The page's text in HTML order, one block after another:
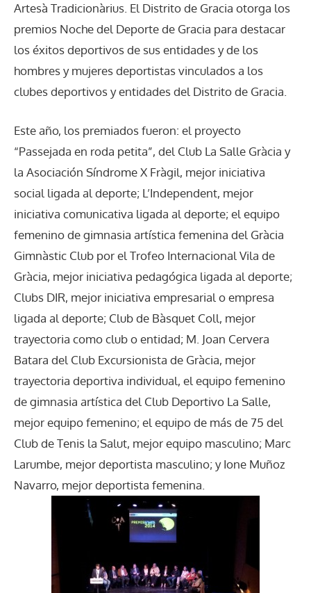
Artesà Tradicionàrius. El Distrito de Gracia otorga los
premios Noche del Deporte de Gracia para destacar
los éxitos deportivos de sus entidades y de los
hombres y mujeres deportistas vinculados a los
clubes deportivos y entidades del Distrito de Gracia.
Este año, los premiados fueron: el proyecto
“Passejada en roda petita”, del Club La Salle Gràcia y
la Asociación Síndrome X Fràgil, mejor iniciativa
social ligada al deporte; L’Independent, mejor
iniciativa comunicativa ligada al deporte; el equipo
femenino de gimnasia artística femenina del Gràcia
Gimnàstic Club por el Trofeo Internacional Vila de
Gràcia, mejor iniciativa pedagógica ligada al deporte;
Clubs DIR, mejor iniciativa empresarial o empresa
ligada al deporte; Club de Bàsquet Coll, mejor
trayectoria como club o entidad; M. Joan Cervera
Batara del Club Excursionista de Gràcia, mejor
trayectoria deportiva individual, el equipo femenino
de gimnasia artística del Club Deportivo La Salle,
mejor equipo femenino; el equipo de más de 75 del
Club de Tenis la Salut, mejor equipo masculino; Marc
Larumbe, mejor deportista masculino; y Ione Muñoz
Navarro, mejor deportista femenina.